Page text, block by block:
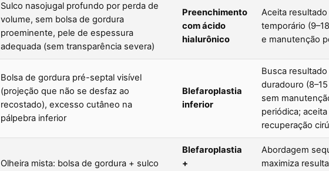
Sulco nasojugal profundo por perda de
volume, sem bolsa de gordura
proeminente, pele de espessura
adequada (sem transparência severa)
Preenchimento
com ácido
hialurônico
Aceita resultado
temporário
e manutenção
Bolsa de gordura pré-septal visível
(projeção que não se desfaz ao
recostado), excesso cutâneo na
pálpebra inferior
Blefaroplastia
inferior
Busca resultado
duradouro
sem
periódica; aceita
recuperação
Olheira mista: bolsa de gordura + sulco
Blefaroplastia
+
Abordagem
maximiza